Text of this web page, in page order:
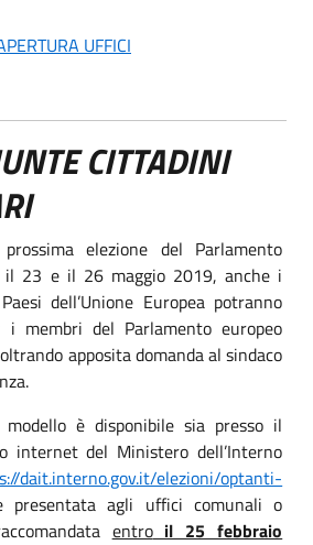
UFFICI
CITTADINI
elezione del Parlamento
il 23 e il 26 maggio 2019, anche i
dell’Unione Europea potranno
membri del Parlamento europeo
apposita domanda al sindaco
è disponibile sia presso il
internet del Ministero dell’Interno
dait.interno.gov.it/elezioni/optanti-
presentata agli uffici comunali o
entroil 25 febbraio